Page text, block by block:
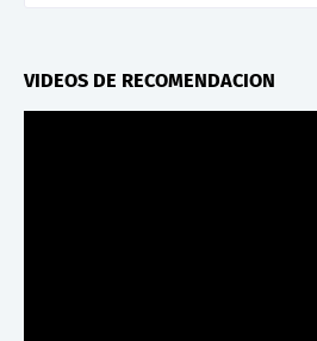
VIDEOS DE RECOMENDACION